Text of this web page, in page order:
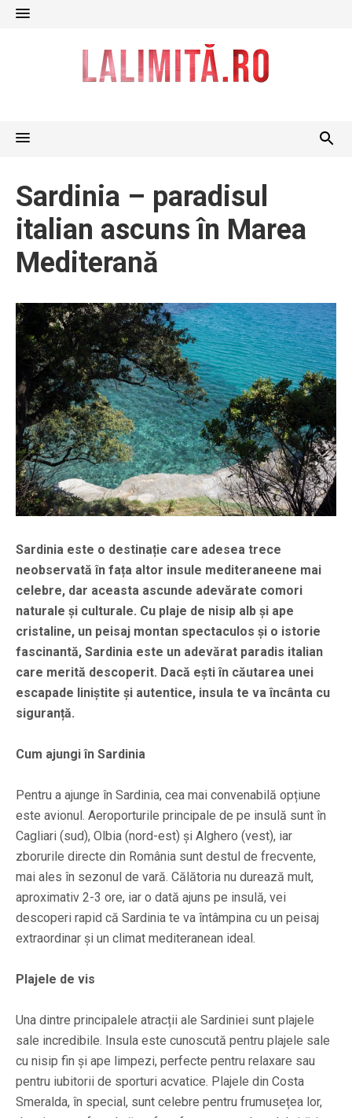
Skip
Sardinia – paradisul
italian ascuns în Marea
Mediterană
Sardinia este o destinație care adesea trece
neobservată în fața altor insule mediteraneene mai
celebre, dar aceasta ascunde adevărate comori
naturale și culturale. Cu plaje de nisip alb și ape
cristaline, un peisaj montan spectaculos și o istorie
fascinantă, Sardinia este un adevărat paradis italian
care merită descoperit. Dacă ești în căutarea unei
escapade liniștite și autentice, insula te va încânta cu
siguranță.
Cum ajungi în Sardinia
Pentru a ajunge în Sardinia, cea mai convenabilă opțiune
este avionul. Aeroporturile principale de pe insulă sunt în
Cagliari (sud), Olbia (nord-est) și Alghero (vest), iar
zborurile directe din România sunt destul de frecvente,
mai ales în sezonul de vară. Călătoria nu durează mult,
aproximativ 2-3 ore, iar o dată ajuns pe insulă, vei
descoperi rapid că Sardinia te va întâmpina cu un peisaj
extraordinar și un climat mediteranean ideal.
Plajele de vis
Una dintre principalele atracții ale Sardiniei sunt plajele
sale incredibile. Insula este cunoscută pentru plajele sale
cu nisip fin și ape limpezi, perfecte pentru relaxare sau
pentru iubitorii de sporturi acvatice. Plajele din Costa
Smeralda, în special, sunt celebre pentru frumusețea lor,